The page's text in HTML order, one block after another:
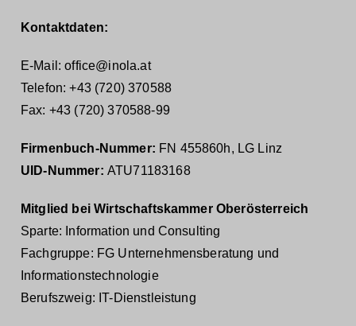
Kontaktdaten:
E-Mail: office@inola.at
Telefon: +43 (720) 370588
Fax: +43 (720) 370588-99
Firmenbuch-Nummer: FN 455860h, LG Linz
UID-Nummer: ATU71183168
Mitglied bei Wirtschaftskammer Oberösterreich
Sparte: Information und Consulting
Fachgruppe: FG Unternehmensberatung und
Informationstechnologie
Berufszweig: IT-Dienstleistung